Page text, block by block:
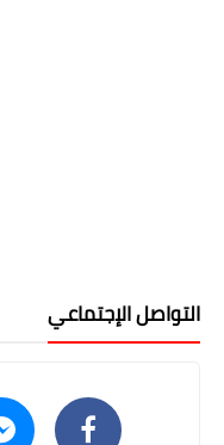
التواصل الإجتماعي